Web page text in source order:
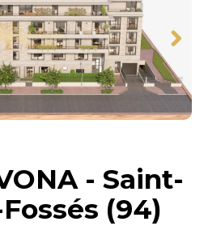
- Saint-
(94)